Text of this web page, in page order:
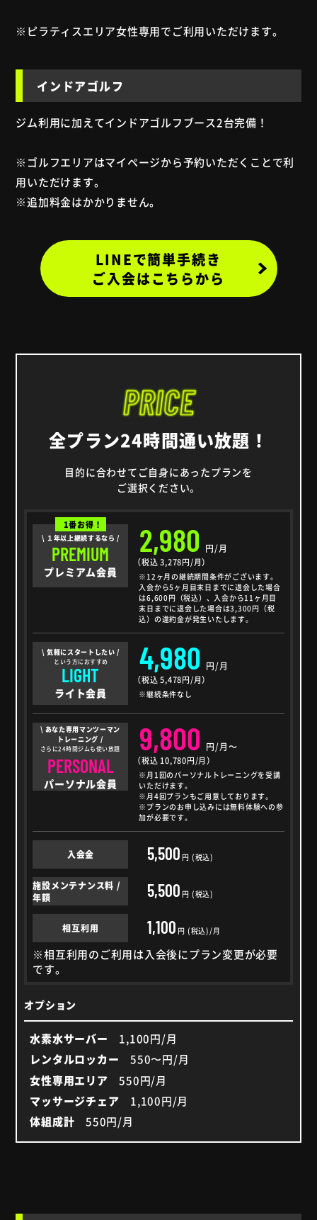
※ピラティスエリア女性専用でご利用いただけます。
インドアゴルフ
ジム利用に加えてインドアゴルフブース2台完備！
※ゴルフエリアはマイページから予約いただくことで利
用いただけます。
※追加料金はかかりません。
LINEで簡単手続き
ご入会はこちらから
全プラン24時間通い放題！
目的に合わせてご自身にあったプランを
ご選択ください。
1番お得！
\ １年以上継続するなら /
PREMIUM
プレミアム会員
2,980円/月
（税込 3,278円/月）
※12ヶ月の継続期間条件がございます。
入会から5ヶ月目末日までに退会した場合
は6,600円（税込）、入会から11ヶ月目
末日までに退会した場合は3,300円（税
込）の違約金が発生いたします。
\ 気軽にスタートしたい /
という方におすすめ
LIGHT
ライト会員
4,980円/月
（税込 5,478円/月）
※継続条件なし
\ あなた専用マンツーマン
トレーニング /
さらに24時間ジムも使い放題
PERSONAL
パーソナル会員
9,800円/月～
（税込 10,780円/月）
※月1回のパーソナルトレーニングを受講
いただけます。
※月4回プランもご用意しております。
※プランのお申し込みには無料体験への参
加が必要です。
入会金 5,500円 (税込)
施設メンテナンス料 /
年額
5,500円 (税込)
相互利用 1,100円 (税込)/月
※相互利用のご利用は入会後にプラン変更が必要
です。
オプション
水素水サーバー
1,100円/月
レンタルロッカー
550〜円/月
女性専用エリア
550円/月
マッサージチェア
1,100円/月
体組成計
550円/月